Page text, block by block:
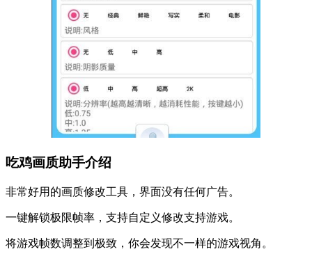
吃鸡画质助手介绍
非常好用的画质修改工具，界面没有任何广告。
一键解锁极限帧率，支持自定义修改支持游戏。
将游戏帧数调整到极致，你会发现不一样的游戏视角。